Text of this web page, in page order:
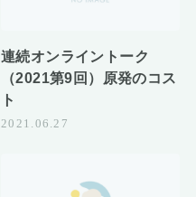
連続オンライントーク
（2021第9回）原発のコス
ト
2021.06.27